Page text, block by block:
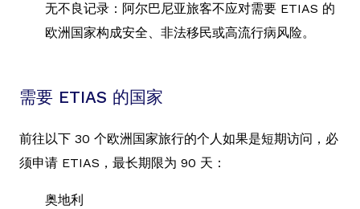
无不良记录：阿尔巴尼亚旅客不应对需要 ETIAS 的
欧洲国家构成安全、非法移民或高流行病风险。
需要 ETIAS 的国家
前往以下 30 个欧洲国家旅行的个人如果是短期访问，必
须申请 ETIAS，最长期限为 90 天：
奥地利